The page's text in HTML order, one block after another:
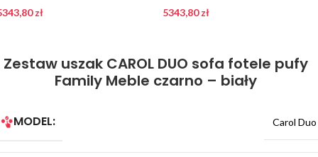
zł 5343,80zł
Zestaw uszak CAROL DUO sofa fotele pufy
Family Meble czarno – biały
MODEL: Carol Duo